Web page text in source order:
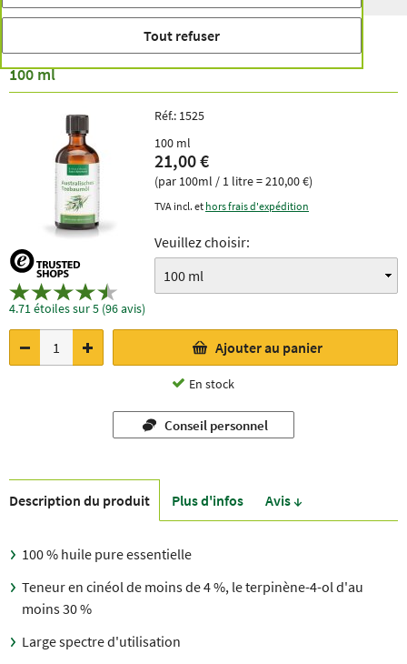
Huile d'arbre à thé australien
100 ml
4.71 étoiles sur 5 (96 avis)
Réf.: 1525
100 ml
21,00 €
(par 100ml / 1 litre = 210,00 €)
TVA incl. et hors frais d'expédition
Veuillez choisir:
Ajouter au panier
En stock
Conseil personnel
Description du produit Plus d'infos Avis ↓
100 % huile pure essentielle
Teneur en cinéol de moins de 4 %, le terpinène-4-ol d'au
moins 30 %
Large spectre d'utilisation
Tout refuser